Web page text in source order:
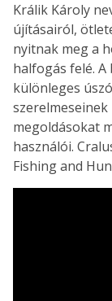
Králik Károly
újításairól,
nyitnak meg a
halfogás felé.
különleges
megoldásokat
használói.
Fishing and